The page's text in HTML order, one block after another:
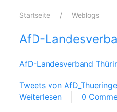
Startseite Weblogs
AfD-
AfD-Landesverband
Tweets von
Weiterlesen
0